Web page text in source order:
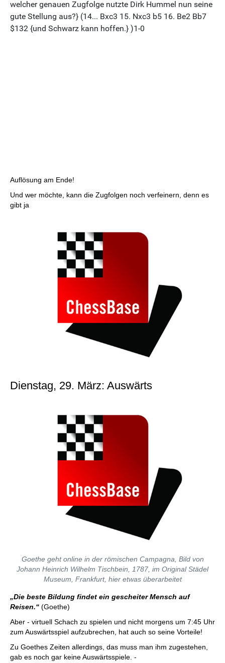
Auflösung am Ende!
Und wer möchte, kann die Zugfolgen noch verfeinern, denn es
gibt ja
Dienstag, 29. März: Auswärts
Goethe geht online in der römischen Campagna , Bild von
Johann Heinrich Wilhelm Tischbein, 1787, im Original Städel
Museum, Frankfurt, hier etwas überarbeitet
„Die beste Bildung findet ein gescheiter Mensch auf
Reisen.“ (Goethe)
Aber - virtuell Schach zu spielen und nicht morgens um 7:45 Uhr
zum Auswärtsspiel aufzubrechen, hat auch so seine Vorteile!
Zu Goethes Zeiten allerdings, das muss man ihm zugestehen,
gab es noch gar keine Auswärtsspiele. -